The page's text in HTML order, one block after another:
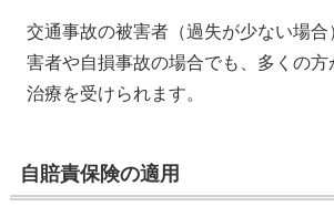
交通事故の被害者（過失が少ない場合
害者や自損事故の場合でも、多くの
治療を受けられます。
自賠責保険の適用